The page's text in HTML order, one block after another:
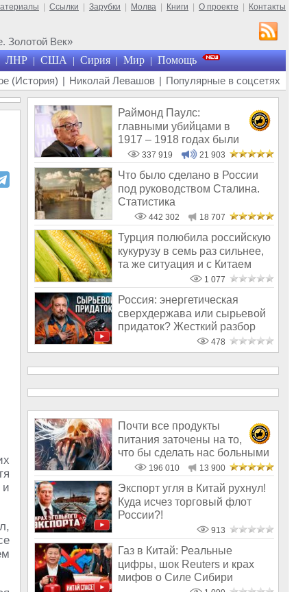
Ссылки Зарубки Молва Книги О проекте Контакты
Золотой Век»
ЛНР | США | Сирия | Мир | Помощь
(История) | Николай Левашов | Популярные в соцсетях
Раймонд Паулс:
главными убийцами в
1917 – 1918 годах были
латыши и евреи, а не русс
337 919 21 903
Что было сделано в России
под руководством Сталина.
Статистика
442 302 18 707
Турция полюбила российскую
кукурузу в семь раз сильнее,
та же ситуация и с Китаем
1 077
Россия: энергетическая
сверхдержава или сырьевой
придаток? Жесткий разбор
478
Почти все продукты
питания заточены на то,
что бы сделать нас больными
и бесплодным
196 010 13 900
Экспорт угля в Китай рухнул!
Куда исчез торговый флот
России?!
913
Газ в Китай: Реальные
цифры, шок Reuters и крах
мифов о Силе Сибири